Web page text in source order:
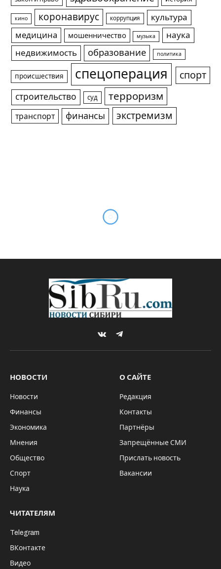
кино коронавирус коррупция
культура
медицина
мошенничество музыка
наука
недвижимость
образование политика
происшествия спецоперация спорт
строительство суд терроризм
транспорт финансы экстремизм
VKontakteTelegram
НОВОСТИ
Новости
Финансы
Экономика
Мнения
Общество
Спорт
Наука
О САЙТЕ
Редакция
Контакты
Партнёры
Запрещённые СМИ
Прислать новость
Вакансии
ЧИТАТЕЛЯМ
Telegram
ВКонтакте
Видео